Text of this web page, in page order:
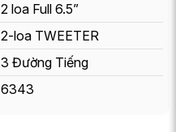
2 loa Full 6.5”
2-loa TWEETER
3 Đường Tiếng
6343